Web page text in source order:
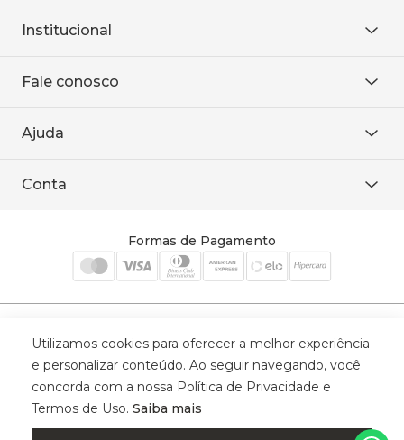
Institucional
Onde encontrar
Baixe o APP
Fale conosco
WhatsApp
Ajuda
Política de entrega
Conta
Cadastre-se
Formas de Pagamento
Utilizamos cookies para oferecer a melhor experiência
e personalizar conteúdo. Ao seguir navegando, você
concorda com a nossa Política de Privacidade e
Termos de Uso. Saiba mais